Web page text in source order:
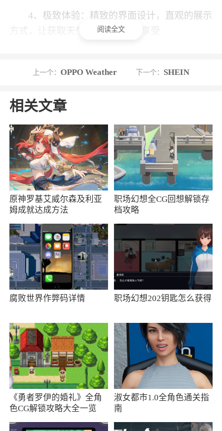
4、极致体验：精致的界面设计，直观的展示
方式，让获取天气信息成为一种享受
天气服务软件，让大家可以在这里自由的查询全
国各地的天气，每次都能精准的进行定位，在主
页显示本地的天气数据，未来的几天的天气情况
也能及时的查看，让大家做好出门的打算
2、使用了OPPO天气一段时间后，深感其强
大的实用性和人性化的体验。实时天气的准确无
误让我出行无忧，而细致的生活指数则为我提供
了诸多便利。特别是天气预警功能，在一次突如
其来的暴雨中，提前的预警让我得以及时避险。
多地点管理功能也十分贴心，让我能随时关注家
乡的天气，给远在他乡的父母传递温暖
阅读全文
上一个： OPPO Weather 下一个： SHEIN
相关文章
原神罗基艾威尔森及利亚
姆成就达成方法
职场幻想全CG回想解锁存
档攻略
腐败世界作弊码详情 职场幻想202钥匙怎么获得
《勇者罗伊的婚礼》全角
色CG解锁攻略大全一览
淑女都市1.0全角色通关指
南